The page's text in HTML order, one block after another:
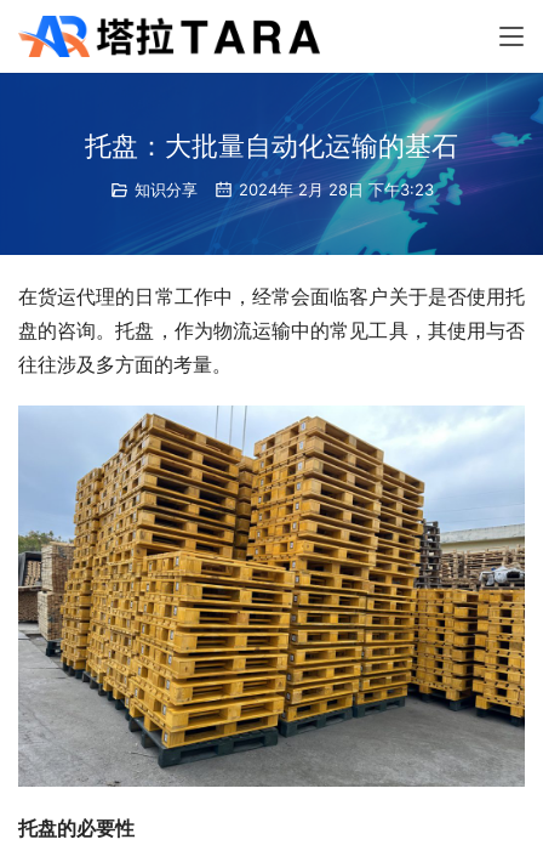
托盘：大批量自动化运输的基石
知识分享 2024年 2月 28日 下午3:23
在货运代理的日常工作中，经常会面临客户关于是否使用托
盘的咨询。托盘，作为物流运输中的常见工具，其使用与否
往往涉及多方面的考量。
托盘的必要性